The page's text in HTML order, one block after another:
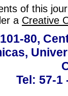
of this
a Creative
80,
Tel: 57-1